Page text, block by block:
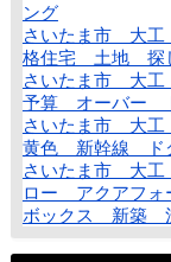
ング
さいたま市 大
格住宅 土地
さいたま市 大
予算 オーバー
さいたま市 大
黄色 新幹線 ド
さいたま市 大
ロー アクアフ
ボックス 新築